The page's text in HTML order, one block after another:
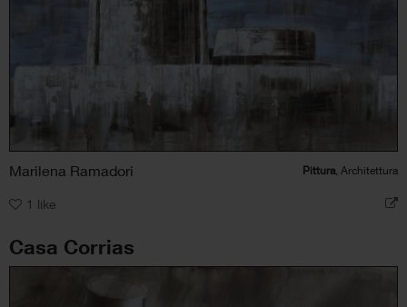
Marilena Ramadori Pittura, Architettura
1 like
Casa Corrias